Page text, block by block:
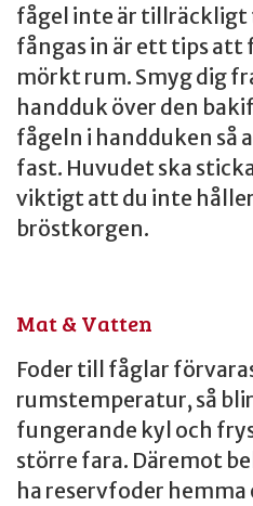
fågel inte är
fångas in är ett tips att
mörkt rum. Smyg dig
handduk över den
fågeln i handduken så
fast. Huvudet ska
viktigt att du inte
bröstkorgen.
Mat & Vatten
Foder till fåglar
rumstemperatur, så
fungerande kyl och
större fara. Däremot
ha reservfoder